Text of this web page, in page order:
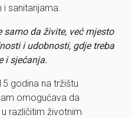
sanitarijama.
samo da živite, već mjesto
i udobnosti, gdje treba
i sjećanja.
godina na tržištu
omogućava da
različitim životnim